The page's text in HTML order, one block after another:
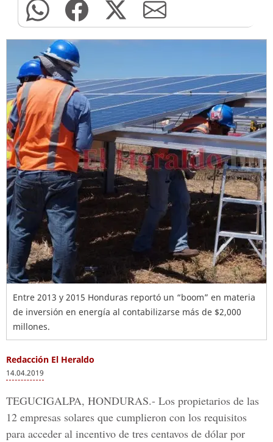
Entre 2013 y 2015 Honduras reportó un “boom” en materia
de inversión en energía al contabilizarse más de $2,000
millones.
Redacción El Heraldo
14.04.2019
TEGUCIGALPA, HONDURAS.- Los propietarios de las
12 empresas solares que cumplieron con los requisitos
para acceder al incentivo de tres centavos de dólar por